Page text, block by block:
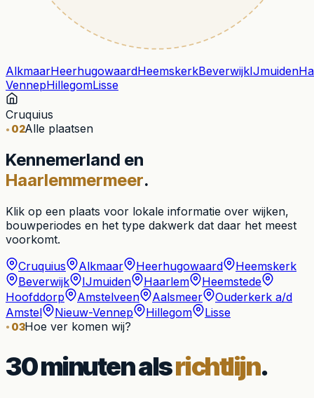
AlkmaarHeerhugowaardHeemskerkBeverwijkIJmuiden
VennepHillegomLisse
Cruquius
02Alle plaatsen
Kennemerland en
Haarlemmermeer.
Klik op een plaats voor lokale informatie over wijken,
bouwperiodes en het type dakwerk dat daar het meest
voorkomt.
Cruquius
Alkmaar Heerhugowaard
Heemskerk
Beverwijk
IJmuiden Haarlem
Heemstede
Hoofddorp
Amstelveen Aalsmeer
Ouderkerk a/d
Amstel
Nieuw-Vennep Hillegom Lisse
03Hoe ver komen wij?
30 minuten alsrichtlijn.